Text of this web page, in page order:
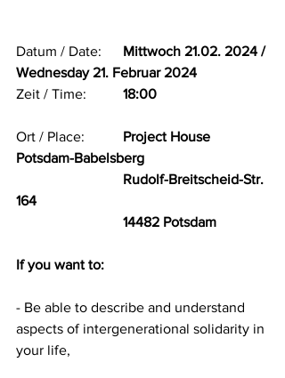
Mittwoch 21.02. 2024 /
Wednesday 21. Februar 2024
18:00
Project House
Potsdam-Babelsberg
164
			14482 Potsdam
If you want to:
- Be able to describe and understand
aspects of intergenerational solidarity in
your life,